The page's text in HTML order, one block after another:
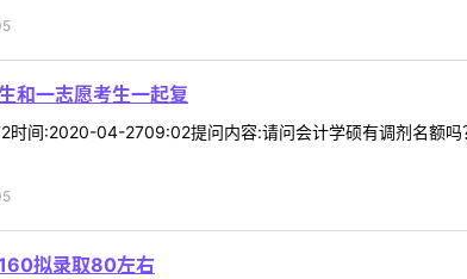
和一志愿考生一起复
间:2020-04-2709:02提问内容:请问会计学硕有调剂名额
拟录取80左右